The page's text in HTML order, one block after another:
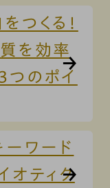
つくる！
を効率
つのポイ
ワード
オティク